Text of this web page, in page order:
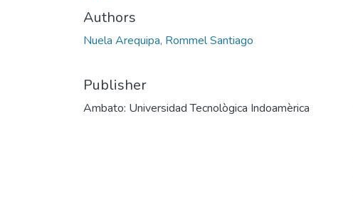
Authors
Nuela Arequipa, Rommel Santiago
Publisher
Ambato: Universidad Tecnològica Indoamèrica